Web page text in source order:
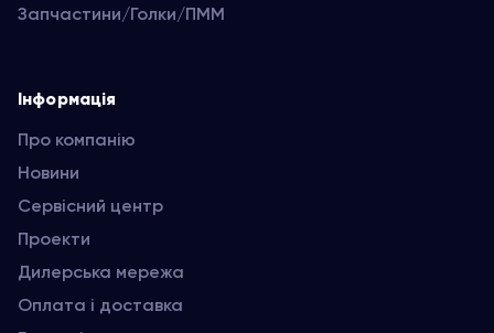
Запчастини/Голки/ПММ
Інформація
Про компанію
Новини
Сервісний центр
Проекти
Дилерська мережа
Оплата і доставка